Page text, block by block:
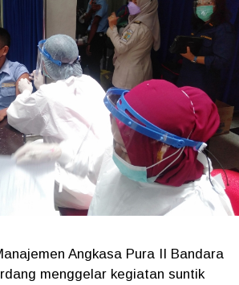
Angkasa Pura II Bandara
menggelar kegiatan suntik